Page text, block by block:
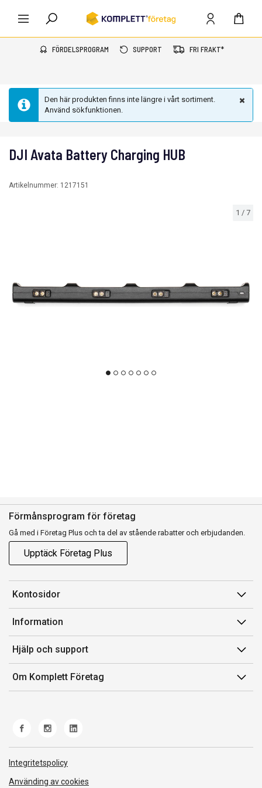
FÖRDELSPROGRAM SUPPORT FRI FRAKT*
Den här produkten finns inte längre i vårt sortiment.
Använd sökfunktionen.
1 / 7
DJI Avata Battery Charging HUB
Artikelnummer: 1217151
Förmånsprogram för företag
Gå med i Företag Plus och ta del av stående rabatter och erbjudanden.
Upptäck Företag Plus
Kontosidor
Mina sidor
Orderhistorik
Fakturor & Kvitton
Inköpslistor
Information
Försäljningsvillkor
Villkor för Komplett Företag Plus
Felsökning & guider
Hjälp och support
Kontakta oss
Kundservice
Frakt och leverans
Om Komplett Företag
Integritetspolicy
Använding av cookies